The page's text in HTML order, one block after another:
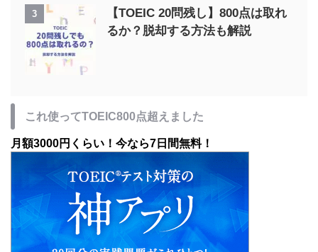
3
【TOEIC 20問残し】800点は取れ
るか？脱却する方法も解説
これ使ってTOEIC800点超えました
月額3000円くらい！今なら7日間無料！